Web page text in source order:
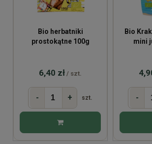
Bio herbatniki
prostokątne 100g
6,40 zł / szt.
- + szt.
Bio
mini
-